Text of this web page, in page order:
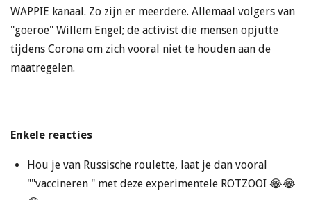
WAPPIE kanaal. Zo zijn er meerdere. Allemaal volgers van
"goeroe" Willem Engel; de activist die mensen opjutte
tijdens Corona om zich vooral niet te houden aan de
maatregelen.
Enkele reacties
Hou je van Russische roulette, laat je dan vooral
""vaccineren " met deze experimentele ROTZOOI 😂😂